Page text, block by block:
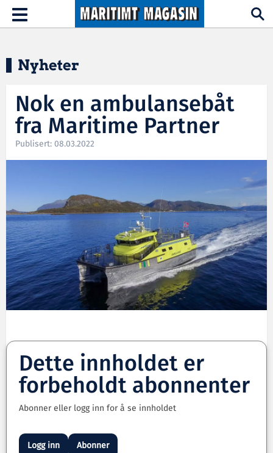
Hopp til hovedinnhold
Toggle
navigation
Nyheter
Nok en ambulansebåt
fra Maritime Partner
Publisert: 08.03.2022
Dette innholdet er
forbeholdt abonnenter
Abonner eller logg inn for å se innholdet
Logg inn Abonner